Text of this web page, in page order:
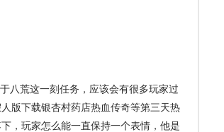
荒这一刻任务，应该会有很多玩家过
版下载银杏村药店热血传奇等第三天热
，玩家怎么能一直保持一个表情，他是